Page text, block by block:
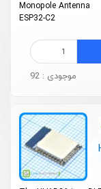
Monopole Antenna
ESP32-C2
موجودی : 92